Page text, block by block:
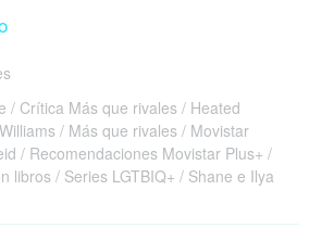
Crítica Más que rivales
Heated
Más que rivales
Movistar
Recomendaciones Movistar Plus+
libros
Series LGTBIQ+ Shane e Ilya